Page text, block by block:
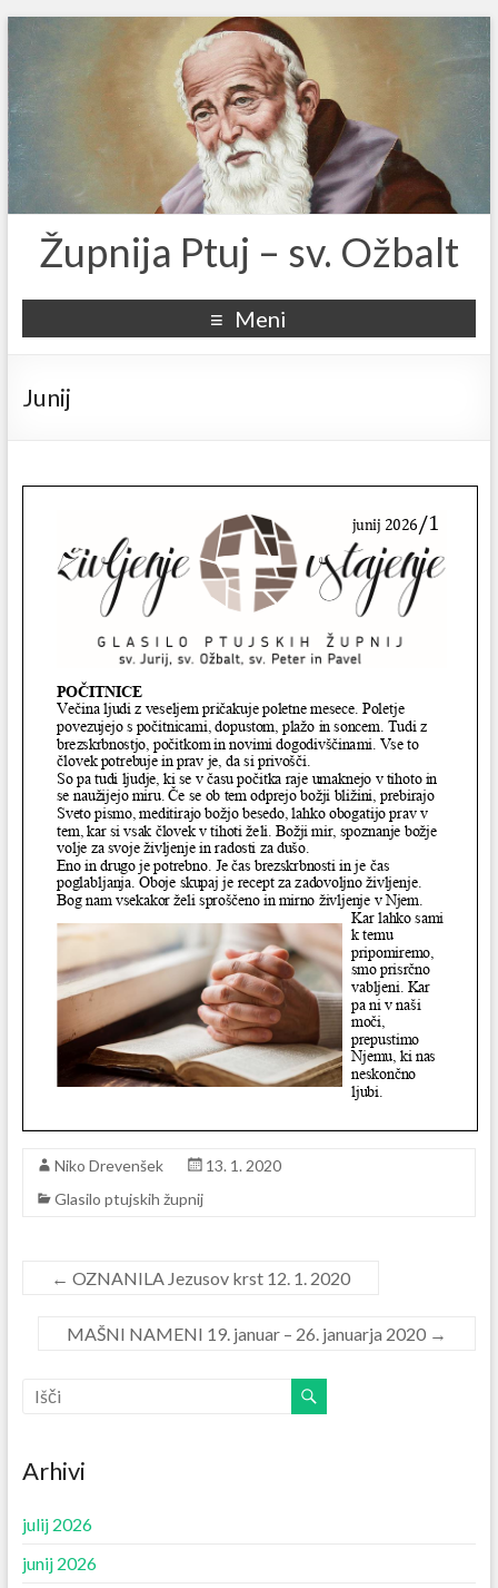
Župnija Ptuj – sv. Ožbalt
Meni
Junij
Niko Drevenšek
13. 1. 2020
Glasilo ptujskih župnij
← OZNANILA Jezusov krst 12. 1. 2020
MAŠNI NAMENI 19. januar – 26. januarja 2020 →
Arhivi
julij 2026
junij 2026